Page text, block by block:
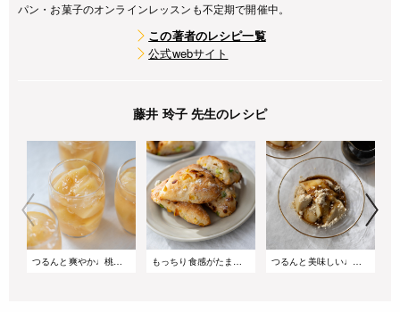
パン・お菓子のオンラインレッスンも不定期で開催中。
この著者のレシピ一覧
公式webサイト
藤井 玲子 先生のレシピ
つるんと爽やか♩桃とカモミールのゼリー もっちり食感がたまらない♩枝豆とコーンの切りっぱなしパン つるんと美味しい♩黒豆茶ときなこの豆乳プリン